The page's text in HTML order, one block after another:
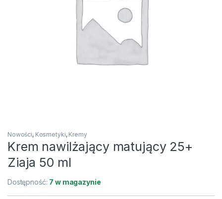
Nowości, Kosmetyki, Kremy
Krem nawilżający matujący 25+
Ziaja 50 ml
Dostępność: 7 w magazynie